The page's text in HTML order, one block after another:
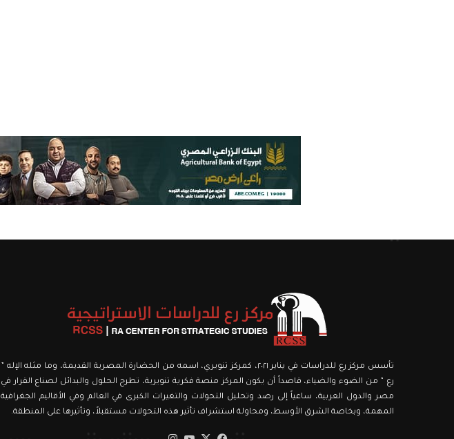
تأسس مركز رع للدراسات في يناير ٢٠٢١، كمركز تنويري، اسمه من الحضارة المصرية القديمة، وما مثله الإله ”
رع ” من الضوء والضياء، قاصداً أن يكون المركز منصة فكرية تنويرية، تطرح الحلول والبدائل لصناع القرار في
مصر والدول العربية، ساعياً إلى رصد وتحليل التحولات والتغيرات الكبرى في العالم وفي الأقاليم الجغرافية
المهمة، وبخاصة الشرق الأوسط، ومحاولة استشراف تأثير هذه التحولات مستقبلاً، وتأثيرها على المنطقة.